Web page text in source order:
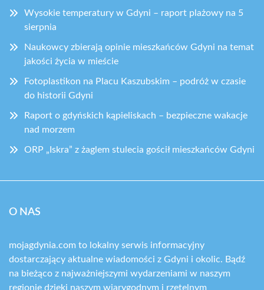
Wysokie temperatury w Gdyni – raport plażowy na 5
sierpnia
Naukowcy zbierają opinie mieszkańców Gdyni na temat
jakości życia w mieście
Fotoplastikon na Placu Kaszubskim – podróż w czasie
do historii Gdyni
Raport o gdyńskich kąpieliskach – bezpieczne wakacje
nad morzem
ORP „Iskra” z żaglem stulecia gościł mieszkańców Gdyni
O NAS
mojagdynia.com to lokalny serwis informacyjny
dostarczający aktualne wiadomości z Gdyni i okolic. Bądź
na bieżąco z najważniejszymi wydarzeniami w naszym
regionie dzięki naszym wiarygodnym i rzetelnym